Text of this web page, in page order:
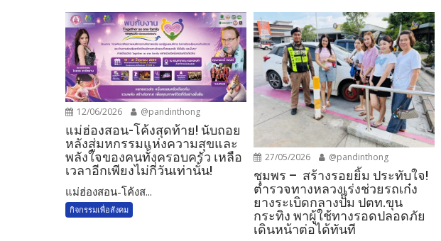
12/06/2026 @pandinthong
แม่ฮ่องสอน-โค้งสุดท้าย! นับถอย
หลังสู่มหกรรมแห่งความสุขและ
พลังใจของคนทั้งครอบครัว เหลือ
เวลาอีกเพียงไม่กี่วันเท่านั้น!
แม่ฮ่องสอน-โค้งส...
กิจกรรมเพื่อสังคม
27/05/2026 @pandinthong
ชุมพร – สร้างรอยยิ้ม ประทับใจ!
ตำรวจทางหลวงเร่งช่วยรถเก๋ง
ยางระเบิดกลางปั๊ม ปตท.ขุน
กระทิง พาผู้ใช้ทางรอดปลอดภัย
เดินหน้าต่อได้ทันที